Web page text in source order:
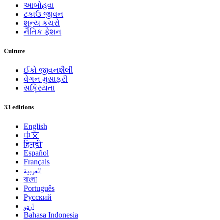
આબોહવા
ટકાઉ જીવન
શૂન્ય કચરો
નૈતિક ફેશન
Culture
ઈકો જીવનશૈલી
વેગન મુસાફરી
સક્રિયતા
33 editions
English
中文
हिन्दी
Español
Français
العربية
বাংলা
Português
Русский
اردو
Bahasa Indonesia